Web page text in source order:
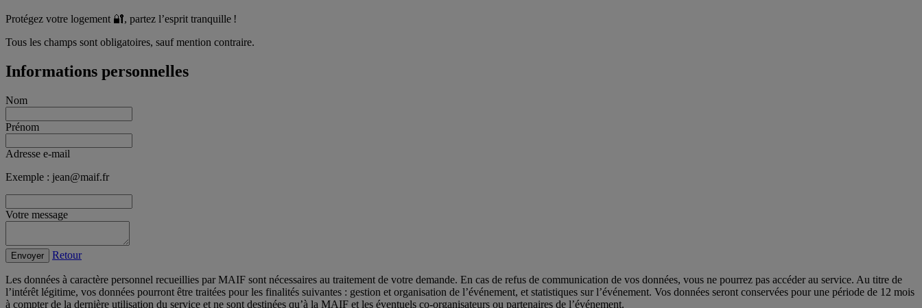
Protégez votre logement 🔐, partez l’esprit tranquille !
Tous les champs sont obligatoires, sauf mention contraire.
Informations personnelles
Nom
Prénom
Adresse e-mail
Exemple : jean@maif.fr
Votre message
Envoyer Retour
Les données à caractère personnel recueillies par MAIF sont nécessaires au traitement de votre demande. En cas de refus de communication de vos données, vous ne pourrez pas accéder au service. Au titre de
l’intérêt légitime, vos données pourront être traitées pour les finalités suivantes : gestion et organisation de l’événement, et statistiques sur l’événement. Vos données seront conservées pour une période de 12 mois
à compter de la dernière utilisation du service et ne sont destinées qu’à la MAIF et les éventuels co-organisateurs ou partenaires de l’événement.